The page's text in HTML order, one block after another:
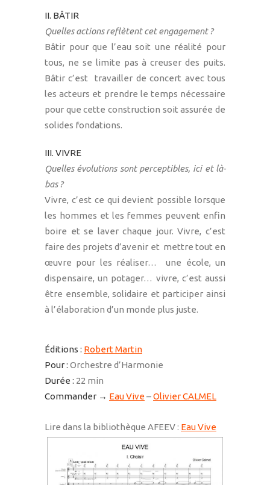
II. BÂTIR
Quelles actions reflètent cet engagement ?
Bâtir pour que l’eau soit une réalité pour
tous, ne se limite pas à creuser des puits.
Bâtir c’est travailler de concert avec tous
les acteurs et prendre le temps nécessaire
pour que cette construction soit assurée de
solides fondations.
III. VIVRE
Quelles évolutions sont perceptibles, ici et là-
bas ?
Vivre, c’est ce qui devient possible lorsque
les hommes et les femmes peuvent enfin
boire et se laver chaque jour. Vivre, c’est
faire des projets d’avenir et mettre tout en
œuvre pour les réaliser… une école, un
dispensaire, un potager… vivre, c’est aussi
être ensemble, solidaire et participer ainsi
à l’élaboration d’un monde plus juste.
Éditions : Robert Martin
Pour : Orchestre d’Harmonie
Durée : 22 min
Commander → Eau Vive–Olivier CALMEL
Lire dans la bibliothèque AFEEV : Eau Vive